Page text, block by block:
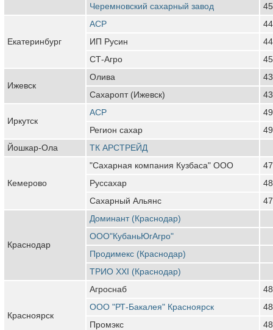
Черемновский сахарный завод
45
Екатеринбург
АСР
ИП Русин
СТ-Агро
45
Ижевск
Олива
Сахаропт (Ижевск)
Иркутск
АСР
Регион сахар
Йошкар-Ола
ТК АРСТРЕЙД
Кемерово
"Сахарная компания Кузбаса" ООО
Руссахар
48
Сахарный Альянс
Краснодар
Доминант (Краснодар)
ООО"КубаньЮгАгро"
Продимекс (Краснодар)
ТРИО XXI (Краснодар)
Красноярск
Агроснаб
ООО "РТ-Бакалея" Красноярск
48
Промэкс